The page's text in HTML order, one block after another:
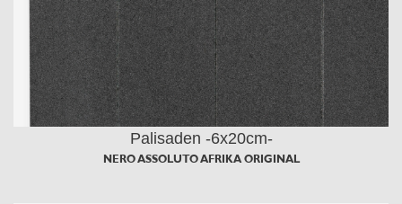
Palisaden -6x20cm-
NERO ASSOLUTO AFRIKA ORIGINAL